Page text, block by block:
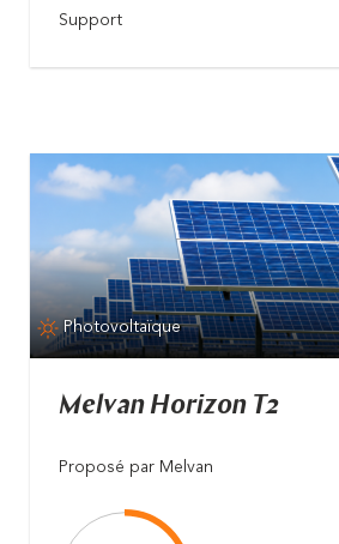
Support
Photovoltaïque
Melvan Horizon T2
Proposé par Melvan